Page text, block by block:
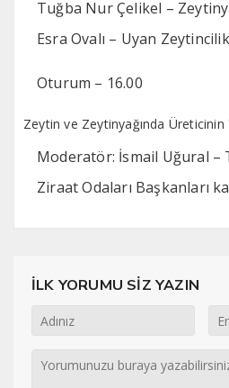
Tuğba Nur Çelikel –
Esra Ovalı – Uyan
Oturum – 16.00
Zeytin ve Zeytinyağında
Moderatör: İsmail Uğural –
Ziraat Odaları Başkanları
İLK YORUMU SİZ YAZIN